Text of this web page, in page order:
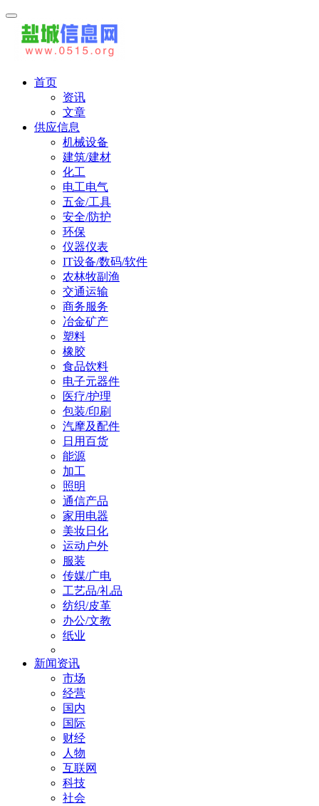
首页
资讯
文章
供应信息
机械设备
建筑/建材
化工
电工电气
五金/工具
安全/防护
环保
仪器仪表
IT设备/数码/软件
农林牧副渔
交通运输
商务服务
冶金矿产
塑料
橡胶
食品饮料
电子元器件
医疗/护理
包装/印刷
汽摩及配件
日用百货
能源
加工
照明
通信产品
家用电器
美妆日化
运动户外
服装
传媒/广电
工艺品/礼品
纺织/皮革
办公/文教
纸业
新闻资讯
市场
经营
国内
国际
财经
人物
互联网
科技
社会